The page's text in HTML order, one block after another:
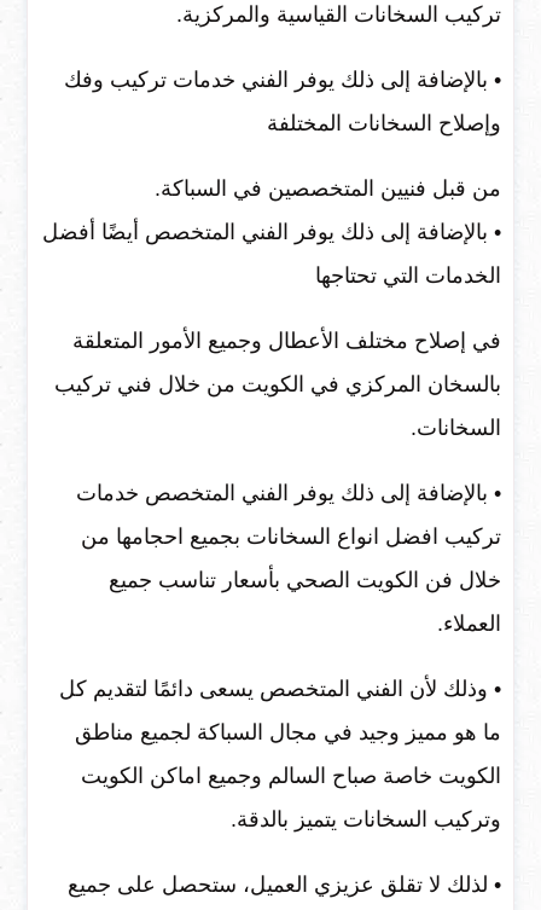
تركيب السخانات القياسية والمركزية.
• بالإضافة إلى ذلك يوفر الفني خدمات تركيب وفك
وإصلاح السخانات المختلفة
من قبل فنيين المتخصصين في السباكة.
• بالإضافة إلى ذلك يوفر الفني المتخصص أيضًا أفضل
الخدمات التي تحتاجها
في إصلاح مختلف الأعطال وجميع الأمور المتعلقة
بالسخان المركزي في الكويت من خلال فني تركيب
السخانات.
• بالإضافة إلى ذلك يوفر الفني المتخصص خدمات
تركيب افضل انواع السخانات بجميع احجامها من
خلال فن الكويت الصحي بأسعار تناسب جميع
العملاء.
• وذلك لأن الفني المتخصص يسعى دائمًا لتقديم كل
ما هو مميز وجيد في مجال السباكة لجميع مناطق
الكويت خاصة صباح السالم وجميع اماكن الكويت
وتركيب السخانات يتميز بالدقة.
• لذلك لا تقلق عزيزي العميل، ستحصل على جميع